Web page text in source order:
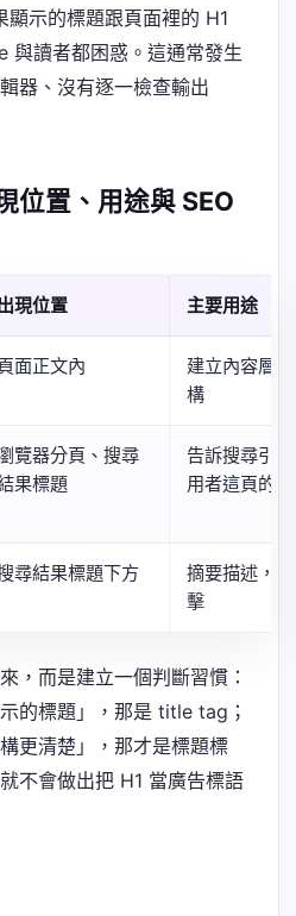
顯示的標題跟頁面裡的 H1
與讀者都困惑。這通常發生
器、沒有逐一檢查輸出
位置、用途與 SEO
現位置 主要用途
面正文內
建立內容層
構
覽器分頁、搜尋
果標題
告訴搜尋引
用者這頁的
尋結果標題下方
摘要描述，
擊
，而是建立一個判斷習慣：
的標題」，那是 title tag；
更清楚」，那才是標題標
不會做出把 H1 當廣告標語